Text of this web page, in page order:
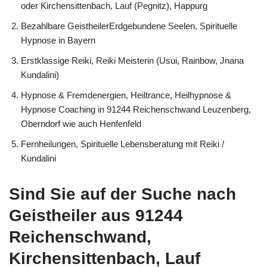
oder Kirchensittenbach, Lauf (Pegnitz), Happurg
Bezahlbare GeistheilerErdgebundene Seelen, Spirituelle
Hypnose in Bayern
Erstklassige Reiki, Reiki Meisterin (Usui, Rainbow, Jnana
Kundalini)
Hypnose & Fremdenergien, Heiltrance, Heilhypnose &
Hypnose Coaching in 91244 Reichenschwand Leuzenberg,
Oberndorf wie auch Henfenfeld
Fernheilungen, Spirituelle Lebensberatung mit Reiki /
Kundalini
Sind Sie auf der Suche nach
Geistheiler aus 91244
Reichenschwand,
Kirchensittenbach, Lauf